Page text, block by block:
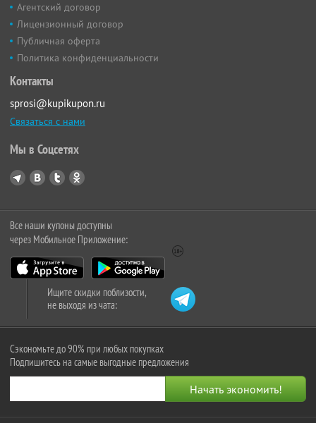
Агентский договор
Лицензионный договор
Публичная оферта
Политика конфиденциальности
Контакты
sprosi@kupikupon.ru
Связаться с нами
Мы в Соцсетях
Все наши купоны доступны
через Мобильное Приложение:
Ищите скидки поблизости,
не выходя из чата:
Сэкономьте до 90% при любых покупках
Подпишитесь на самые выгодные предложения